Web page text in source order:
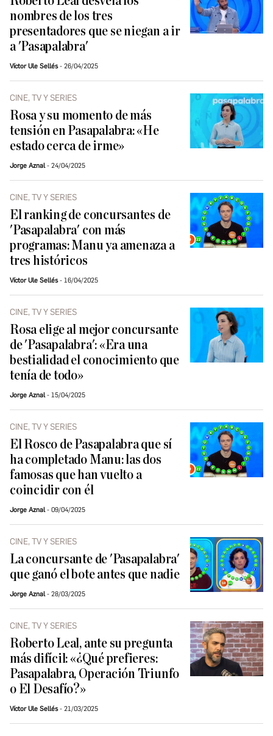
nombres de los tres
presentadores que se niegan a ir
a 'Pasapalabra'
Víctor Ule Sellés 26/04/2025
CINE, TV Y SERIES
Rosa y su momento de más
tensión en Pasapalabra: «He
estado cerca de irme»
Jorge Aznal 24/04/2025
CINE, TV Y SERIES
El ranking de concursantes de
'Pasapalabra' con más
programas: Manu ya amenaza a
tres históricos
Víctor Ule Sellés 16/04/2025
CINE, TV Y SERIES
Rosa elige al mejor concursante
de 'Pasapalabra': «Era una
bestialidad el conocimiento que
tenía de todo»
Jorge Aznal 15/04/2025
CINE, TV Y SERIES
El Rosco de Pasapalabra que sí
ha completado Manu: las dos
famosas que han vuelto a
coincidir con él
Jorge Aznal 09/04/2025
CINE, TV Y SERIES
La concursante de 'Pasapalabra'
que ganó el bote antes que nadie
Jorge Aznal 28/03/2025
CINE, TV Y SERIES
Roberto Leal, ante su pregunta
más difícil: «¿Qué prefieres:
Pasapalabra, Operación Triunfo
o El Desafío?»
Víctor Ule Sellés 21/03/2025